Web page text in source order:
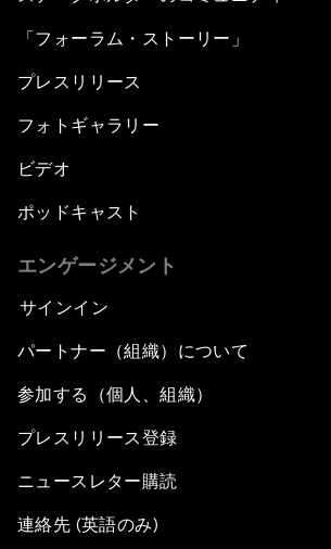
「フォーラム・ストーリー」
プレスリリース
フォトギャラリー
ビデオ
ポッドキャスト
エンゲージメント
サインイン
パートナー（組織）について
参加する（個人、組織）
プレスリリース登録
ニュースレター購読
連絡先 (英語のみ)